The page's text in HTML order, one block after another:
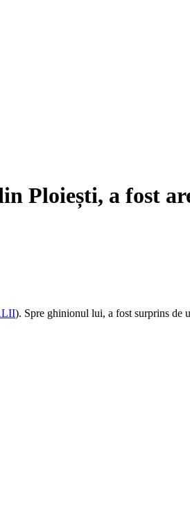
Ploiești, a fost
). Spre ghinionul lui, a fost surprins de